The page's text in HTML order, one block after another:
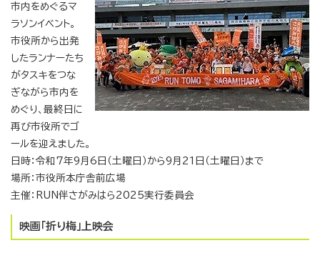
市内をめぐるマ
ラソンイベント。
市役所から出発
したランナーたち
がタスキをつな
ぎながら市内を
めぐり、最終日に
再び市役所でゴ
ールを迎えました。
日時：令和7年9月6日（土曜日）から9月21日（土曜日）まで
場所：市役所本庁舎前広場
主催：RUN伴さがみはら2025実行委員会
映画「折り梅」上映会